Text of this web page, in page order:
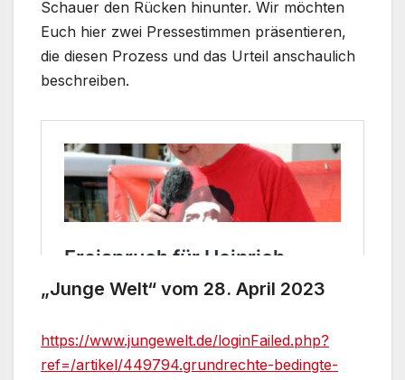
Schauer den Rücken hinunter. Wir möchten
Euch hier zwei Pressestimmen präsentieren,
die diesen Prozess und das Urteil anschaulich
beschreiben.
„Junge Welt“ vom 28. April 2023
https://www.jungewelt.de/loginFailed.php?
ref=/artikel/449794.grundrechte-bedingte-